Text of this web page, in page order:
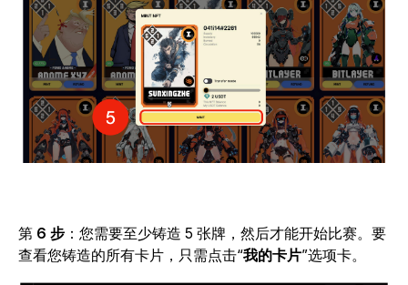
第 6 步 ：您需要至少铸造 5 张牌，然后才能开始比赛。要
查看您铸造的所有卡片，只需点击“我的卡片”选项卡。